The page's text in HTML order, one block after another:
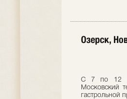
Озерск,
С 7 по 12
Московский
гастрольной